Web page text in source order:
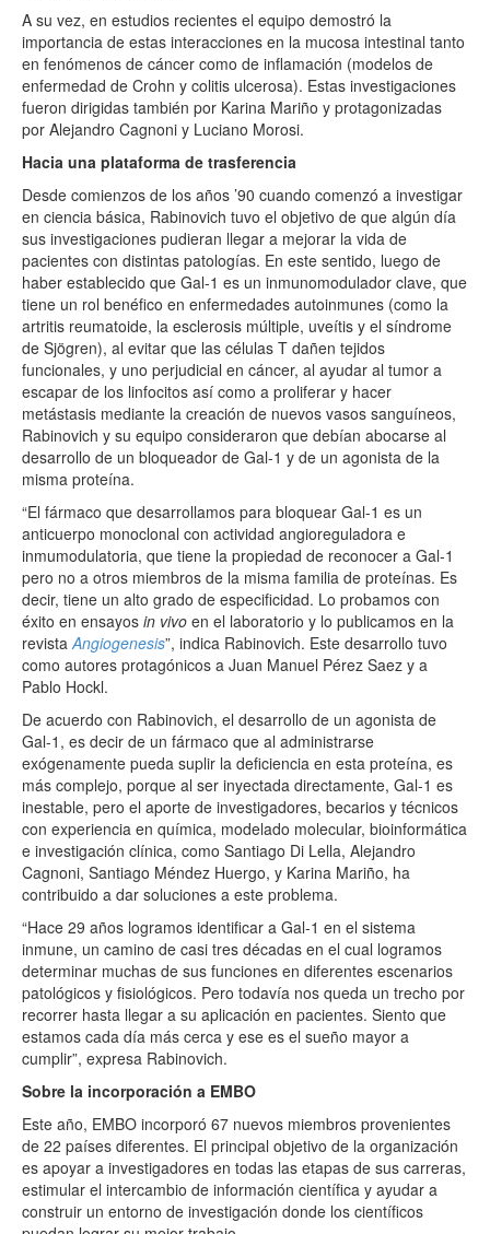
A su vez, en estudios recientes el equipo demostró la
importancia de estas interacciones en la mucosa intestinal tanto
en fenómenos de cáncer como de inflamación (modelos de
enfermedad de Crohn y colitis ulcerosa). Estas investigaciones
fueron dirigidas también por Karina Mariño y protagonizadas
por Alejandro Cagnoni y Luciano Morosi.
Hacia una plataforma de trasferencia
Desde comienzos de los años ’90 cuando comenzó a investigar
en ciencia básica, Rabinovich tuvo el objetivo de que algún día
sus investigaciones pudieran llegar a mejorar la vida de
pacientes con distintas patologías. En este sentido, luego de
haber establecido que Gal-1 es un inmunomodulador clave, que
tiene un rol benéfico en enfermedades autoinmunes (como la
artritis reumatoide, la esclerosis múltiple, uveítis y el síndrome
de Sjögren), al evitar que las células T dañen tejidos
funcionales, y uno perjudicial en cáncer, al ayudar al tumor a
escapar de los linfocitos así como a proliferar y hacer
metástasis mediante la creación de nuevos vasos sanguíneos,
Rabinovich y su equipo consideraron que debían abocarse al
desarrollo de un bloqueador de Gal-1 y de un agonista de la
misma proteína.
“El fármaco que desarrollamos para bloquear Gal-1 es un
anticuerpo monoclonal con actividad angioreguladora e
inmumodulatoria, que tiene la propiedad de reconocer a Gal-1
pero no a otros miembros de la misma familia de proteínas. Es
decir, tiene un alto grado de especificidad. Lo probamos con
éxito en ensayos in vivo en el laboratorio y lo publicamos en la
revistaAngiogenesis”, indica Rabinovich. Este desarrollo tuvo
como autores protagónicos a Juan Manuel Pérez Saez y a
Pablo Hockl.
De acuerdo con Rabinovich, el desarrollo de un agonista de
Gal-1, es decir de un fármaco que al administrarse
exógenamente pueda suplir la deficiencia en esta proteína, es
más complejo, porque al ser inyectada directamente, Gal-1 es
inestable, pero el aporte de investigadores, becarios y técnicos
con experiencia en química, modelado molecular, bioinformática
e investigación clínica, como Santiago Di Lella, Alejandro
Cagnoni, Santiago Méndez Huergo, y Karina Mariño, ha
contribuido a dar soluciones a este problema.
“Hace 29 años logramos identificar a Gal-1 en el sistema
inmune, un camino de casi tres décadas en el cual logramos
determinar muchas de sus funciones en diferentes escenarios
patológicos y fisiológicos. Pero todavía nos queda un trecho por
recorrer hasta llegar a su aplicación en pacientes. Siento que
estamos cada día más cerca y ese es el sueño mayor a
cumplir”, expresa Rabinovich.
Sobre la incorporación a EMBO
Este año, EMBO incorporó 67 nuevos miembros provenientes
de 22 países diferentes. El principal objetivo de la organización
es apoyar a investigadores en todas las etapas de sus carreras,
estimular el intercambio de información científica y ayudar a
construir un entorno de investigación donde los científicos